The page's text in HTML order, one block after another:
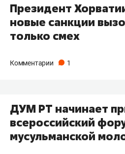
Президент
новые санкции
только смех
Комментарии 1
ДУМ РТ начинает
всероссийский
мусульманской